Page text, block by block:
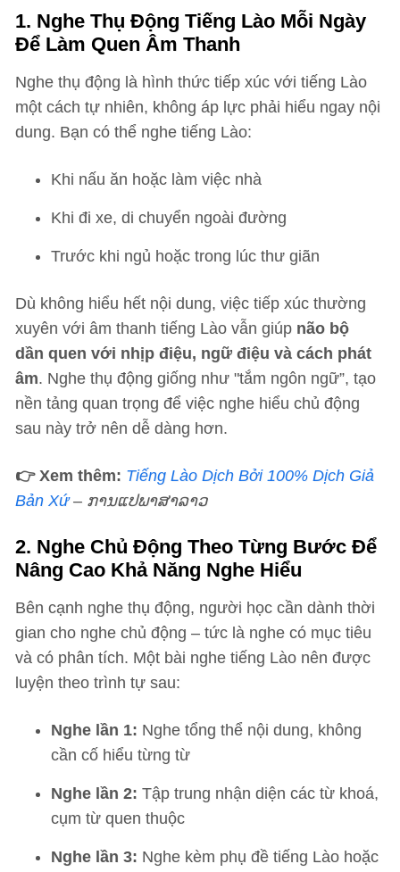
1. Nghe Thụ Động Tiếng Lào Mỗi Ngày
Để Làm Quen Âm Thanh
Nghe thụ động là hình thức tiếp xúc với tiếng Lào
một cách tự nhiên, không áp lực phải hiểu ngay nội
dung. Bạn có thể nghe tiếng Lào:
Khi nấu ăn hoặc làm việc nhà
Khi đi xe, di chuyển ngoài đường
Trước khi ngủ hoặc trong lúc thư giãn
Dù không hiểu hết nội dung, việc tiếp xúc thường
xuyên với âm thanh tiếng Lào vẫn giúp não bộ
dần quen với nhịp điệu, ngữ điệu và cách phát
âm. Nghe thụ động giống như "tắm ngôn ngữ”, tạo
nền tảng quan trọng để việc nghe hiểu chủ động
sau này trở nên dễ dàng hơn.
👉 Xem thêm: Tiếng Lào Dịch Bởi 100% Dịch Giả
Bản Xứ– ການ​ແປ​ພາ​ສາ​ລາວ
2. Nghe Chủ Động Theo Từng Bước Để
Nâng Cao Khả Năng Nghe Hiểu
Bên cạnh nghe thụ động, người học cần dành thời
gian cho nghe chủ động – tức là nghe có mục tiêu
và có phân tích. Một bài nghe tiếng Lào nên được
luyện theo trình tự sau:
Nghe lần 1: Nghe tổng thể nội dung, không
cần cố hiểu từng từ
Nghe lần 2: Tập trung nhận diện các từ khoá,
cụm từ quen thuộc
Nghe lần 3: Nghe kèm phụ đề tiếng Lào hoặc